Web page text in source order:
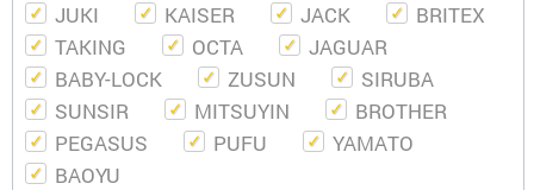
JUKI KAISER JACK
BRITEX
TAKING
OCTA
JAGUAR
BABY-LOCK
ZUSUN
SIRUBA
SUNSIR
MITSUYIN
BROTHER
PEGASUS
PUFU
YAMATO
BAOYU